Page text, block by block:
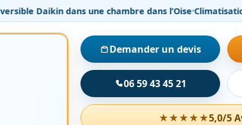
Daikin dans une chambre dans l’Oise Climatisation
Demander un devis
06 59 43 45 21
★★★★★5,0/5